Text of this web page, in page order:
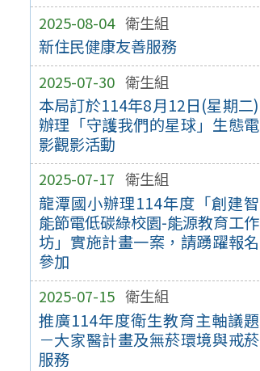
2025-08-04 衛生組
新住民健康友善服務
2025-07-30 衛生組
本局訂於114年8月12日(星期二)
辦理「守護我們的星球」生態電
影觀影活動
2025-07-17 衛生組
龍潭國小辦理114年度「創建智
能節電低碳綠校園-能源教育工作
坊」實施計畫一案，請踴躍報名
參加
2025-07-15 衛生組
推廣114年度衛生教育主軸議題
－大家醫計畫及無菸環境與戒菸
服務